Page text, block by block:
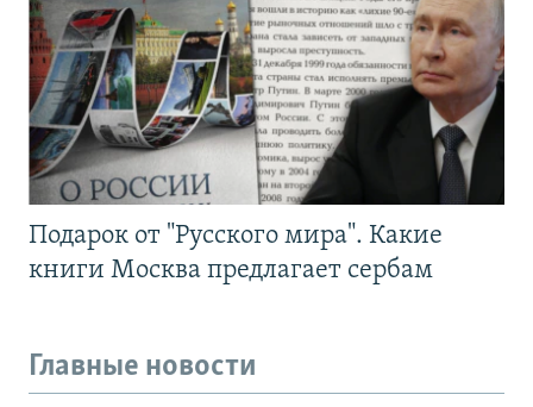
Подарок от "Русского мира". Какие
книги Москва предлагает сербам
Главные новости